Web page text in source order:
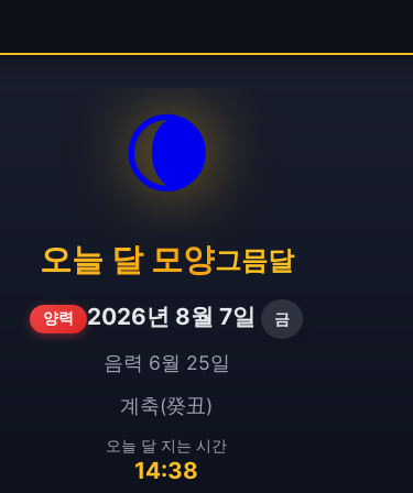
🌘
오늘 달 모양그믐달
양력 2026년 8월 7일 금
음력 6월 25일
계축(癸丑)
오늘 달 지는 시간
14:38